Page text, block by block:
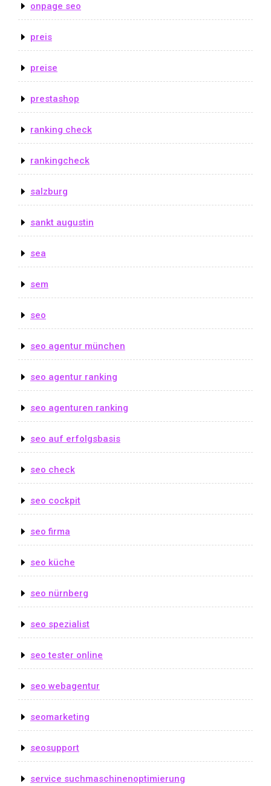
onpage seo
preis
preise
prestashop
ranking check
rankingcheck
salzburg
sankt augustin
sea
sem
seo
seo agentur münchen
seo agentur ranking
seo agenturen ranking
seo auf erfolgsbasis
seo check
seo cockpit
seo firma
seo küche
seo nürnberg
seo spezialist
seo tester online
seo webagentur
seomarketing
seosupport
service suchmaschinenoptimierung